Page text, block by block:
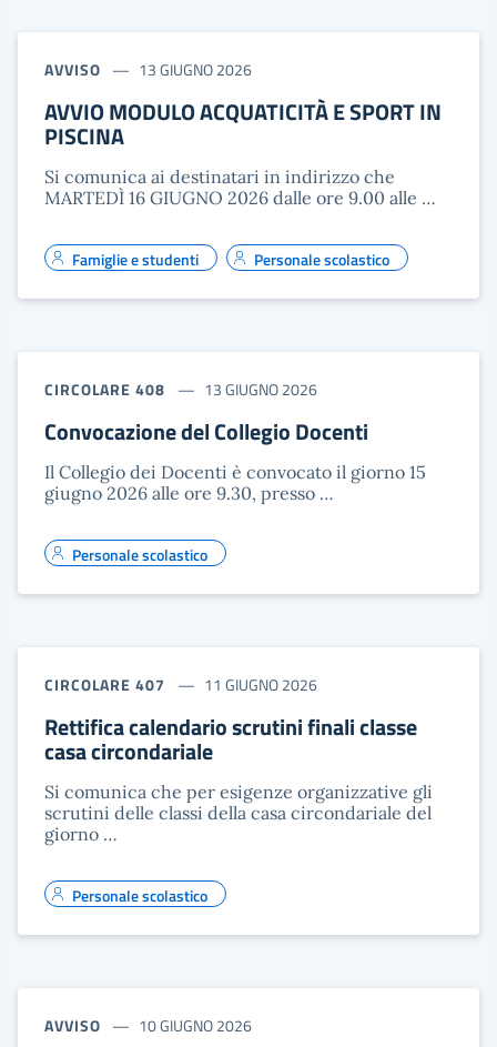
AVVISO 13 GIUGNO 2026
AVVIO MODULO ACQUATICITÀ E SPORT IN
PISCINA
Si comunica ai destinatari in indirizzo che
MARTEDÌ 16 GIUGNO 2026 dalle ore 9.00 alle …
Famiglie e studenti Personale scolastico
CIRCOLARE 408 13 GIUGNO 2026
Convocazione del Collegio Docenti
Il Collegio dei Docenti è convocato il giorno 15
giugno 2026 alle ore 9.30, presso …
Personale scolastico
CIRCOLARE 407 11 GIUGNO 2026
Rettifica calendario scrutini finali classe
casa circondariale
Si comunica che per esigenze organizzative gli
scrutini delle classi della casa circondariale del
giorno …
Personale scolastico
AVVISO 10 GIUGNO 2026